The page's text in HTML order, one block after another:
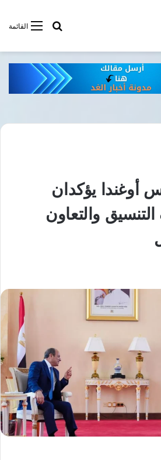
القائمةأبحت فى
أوغندا يؤكدان
والتعاون